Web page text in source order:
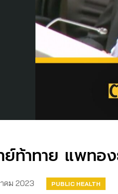
ย์ท้าทาย แพทอ
คม 2023 PUBLIC HEALTH